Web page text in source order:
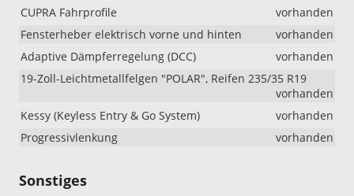
CUPRA Fahrprofile
vorhanden
Fensterheber elektrisch vorne und hinten
vorhanden
Adaptive Dämpferregelung (DCC)
vorhanden
19-Zoll-Leichtmetallfelgen "POLAR", Reifen 235/35 R19
vorhanden
Kessy (Keyless Entry & Go System)
vorhanden
Progressivlenkung
vorhanden
Sonstiges